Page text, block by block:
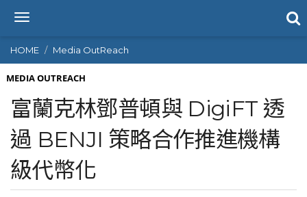
T
g
g
l
n
a
v
i
g
a
t
HOME Media OutReach
MEDIA OUTREACH
富蘭克林鄧普頓與 DigiFT 透
過 BENJI 策略合作推進機構
級代幣化